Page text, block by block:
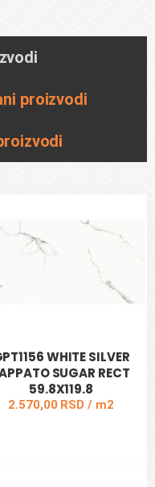
proizvodi
WHITE SILVER
SUGAR RECT
59.8X119.8
2.570,00 RSD / m2